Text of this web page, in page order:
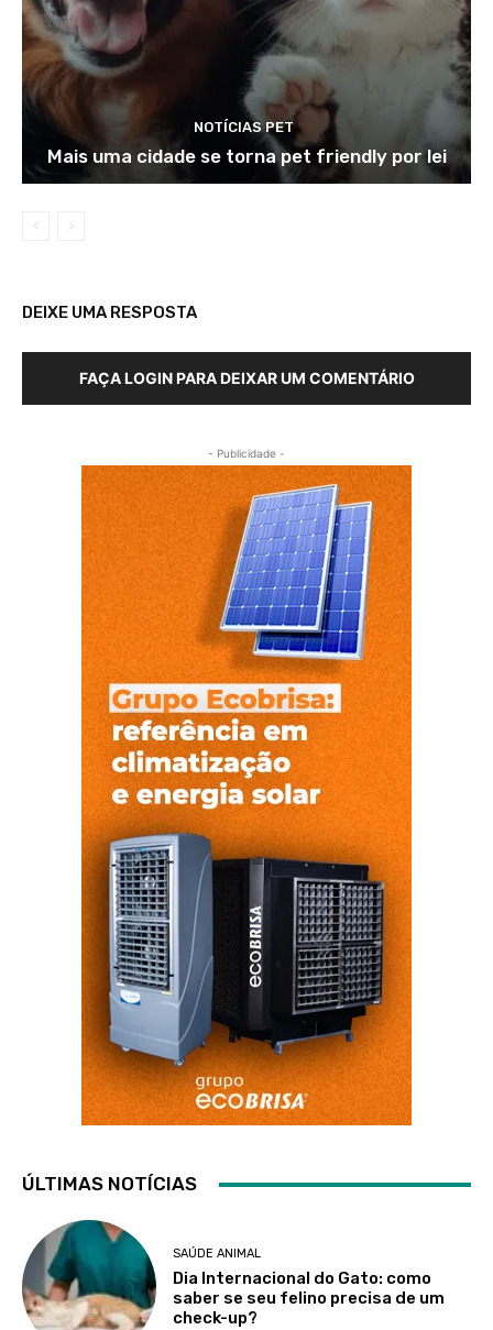
NOTÍCIAS PET
Mais uma cidade se torna pet friendly por lei
DEIXE UMA RESPOSTA
FAÇA LOGIN PARA DEIXAR UM COMENTÁRIO
- Publicidade -
ÚLTIMAS NOTÍCIAS
SAÚDE ANIMAL
Dia Internacional do Gato: como
saber se seu felino precisa de um
check-up?